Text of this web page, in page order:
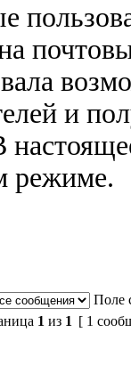
и
режиме.
Поле
1 из 1 [ 1